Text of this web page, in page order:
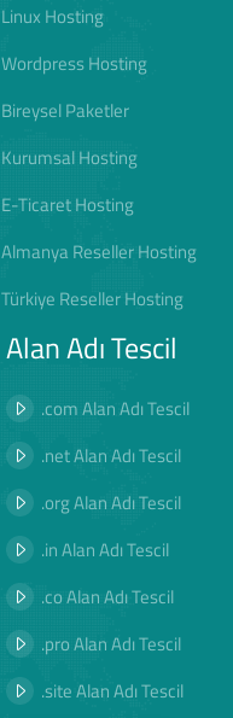
Linux Hosting
Wordpress Hosting
Bireysel Paketler
Kurumsal Hosting
E-Ticaret Hosting
Almanya Reseller Hosting
Türkiye Reseller Hosting
Alan Adı Tescil
.com Alan Adı Tescil
.net Alan Adı Tescil
.org Alan Adı Tescil
.in Alan Adı Tescil
.co Alan Adı Tescil
.pro Alan Adı Tescil
.site Alan Adı Tescil